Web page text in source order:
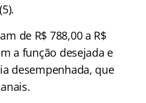
de R$ 788,00 a R$
a função desejada e
desempenhada, que